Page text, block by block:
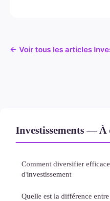
← Voir tous les articles
Investissements — À
Comment diversifier
d'investissement
Quelle est la différence